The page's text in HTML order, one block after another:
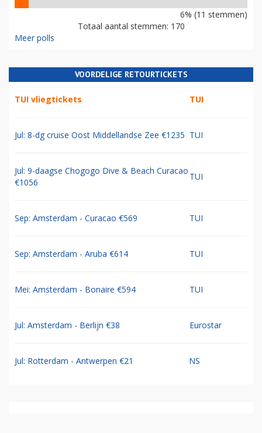
6% (11 stemmen)
Totaal aantal stemmen: 170
Meer polls
VOORDELIGE RETOURTICKETS
TUI vliegtickets TUI
Jul: 8-dg cruise Oost Middellandse Zee €1235 TUI
Jul: 9-daagse Chogogo Dive & Beach Curacao
€1056
TUI
Sep: Amsterdam - Curacao €569 TUI
Sep: Amsterdam - Aruba €614 TUI
Mei: Amsterdam - Bonaire €594 TUI
Jul: Amsterdam - Berlijn €38 Eurostar
Jul: Rotterdam - Antwerpen €21 NS